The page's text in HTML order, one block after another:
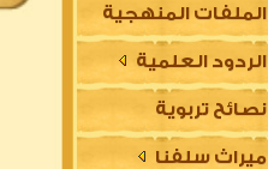
الملفات المنهجية
الردود العلمية
نصائح تربوية
ميراث سلفنا